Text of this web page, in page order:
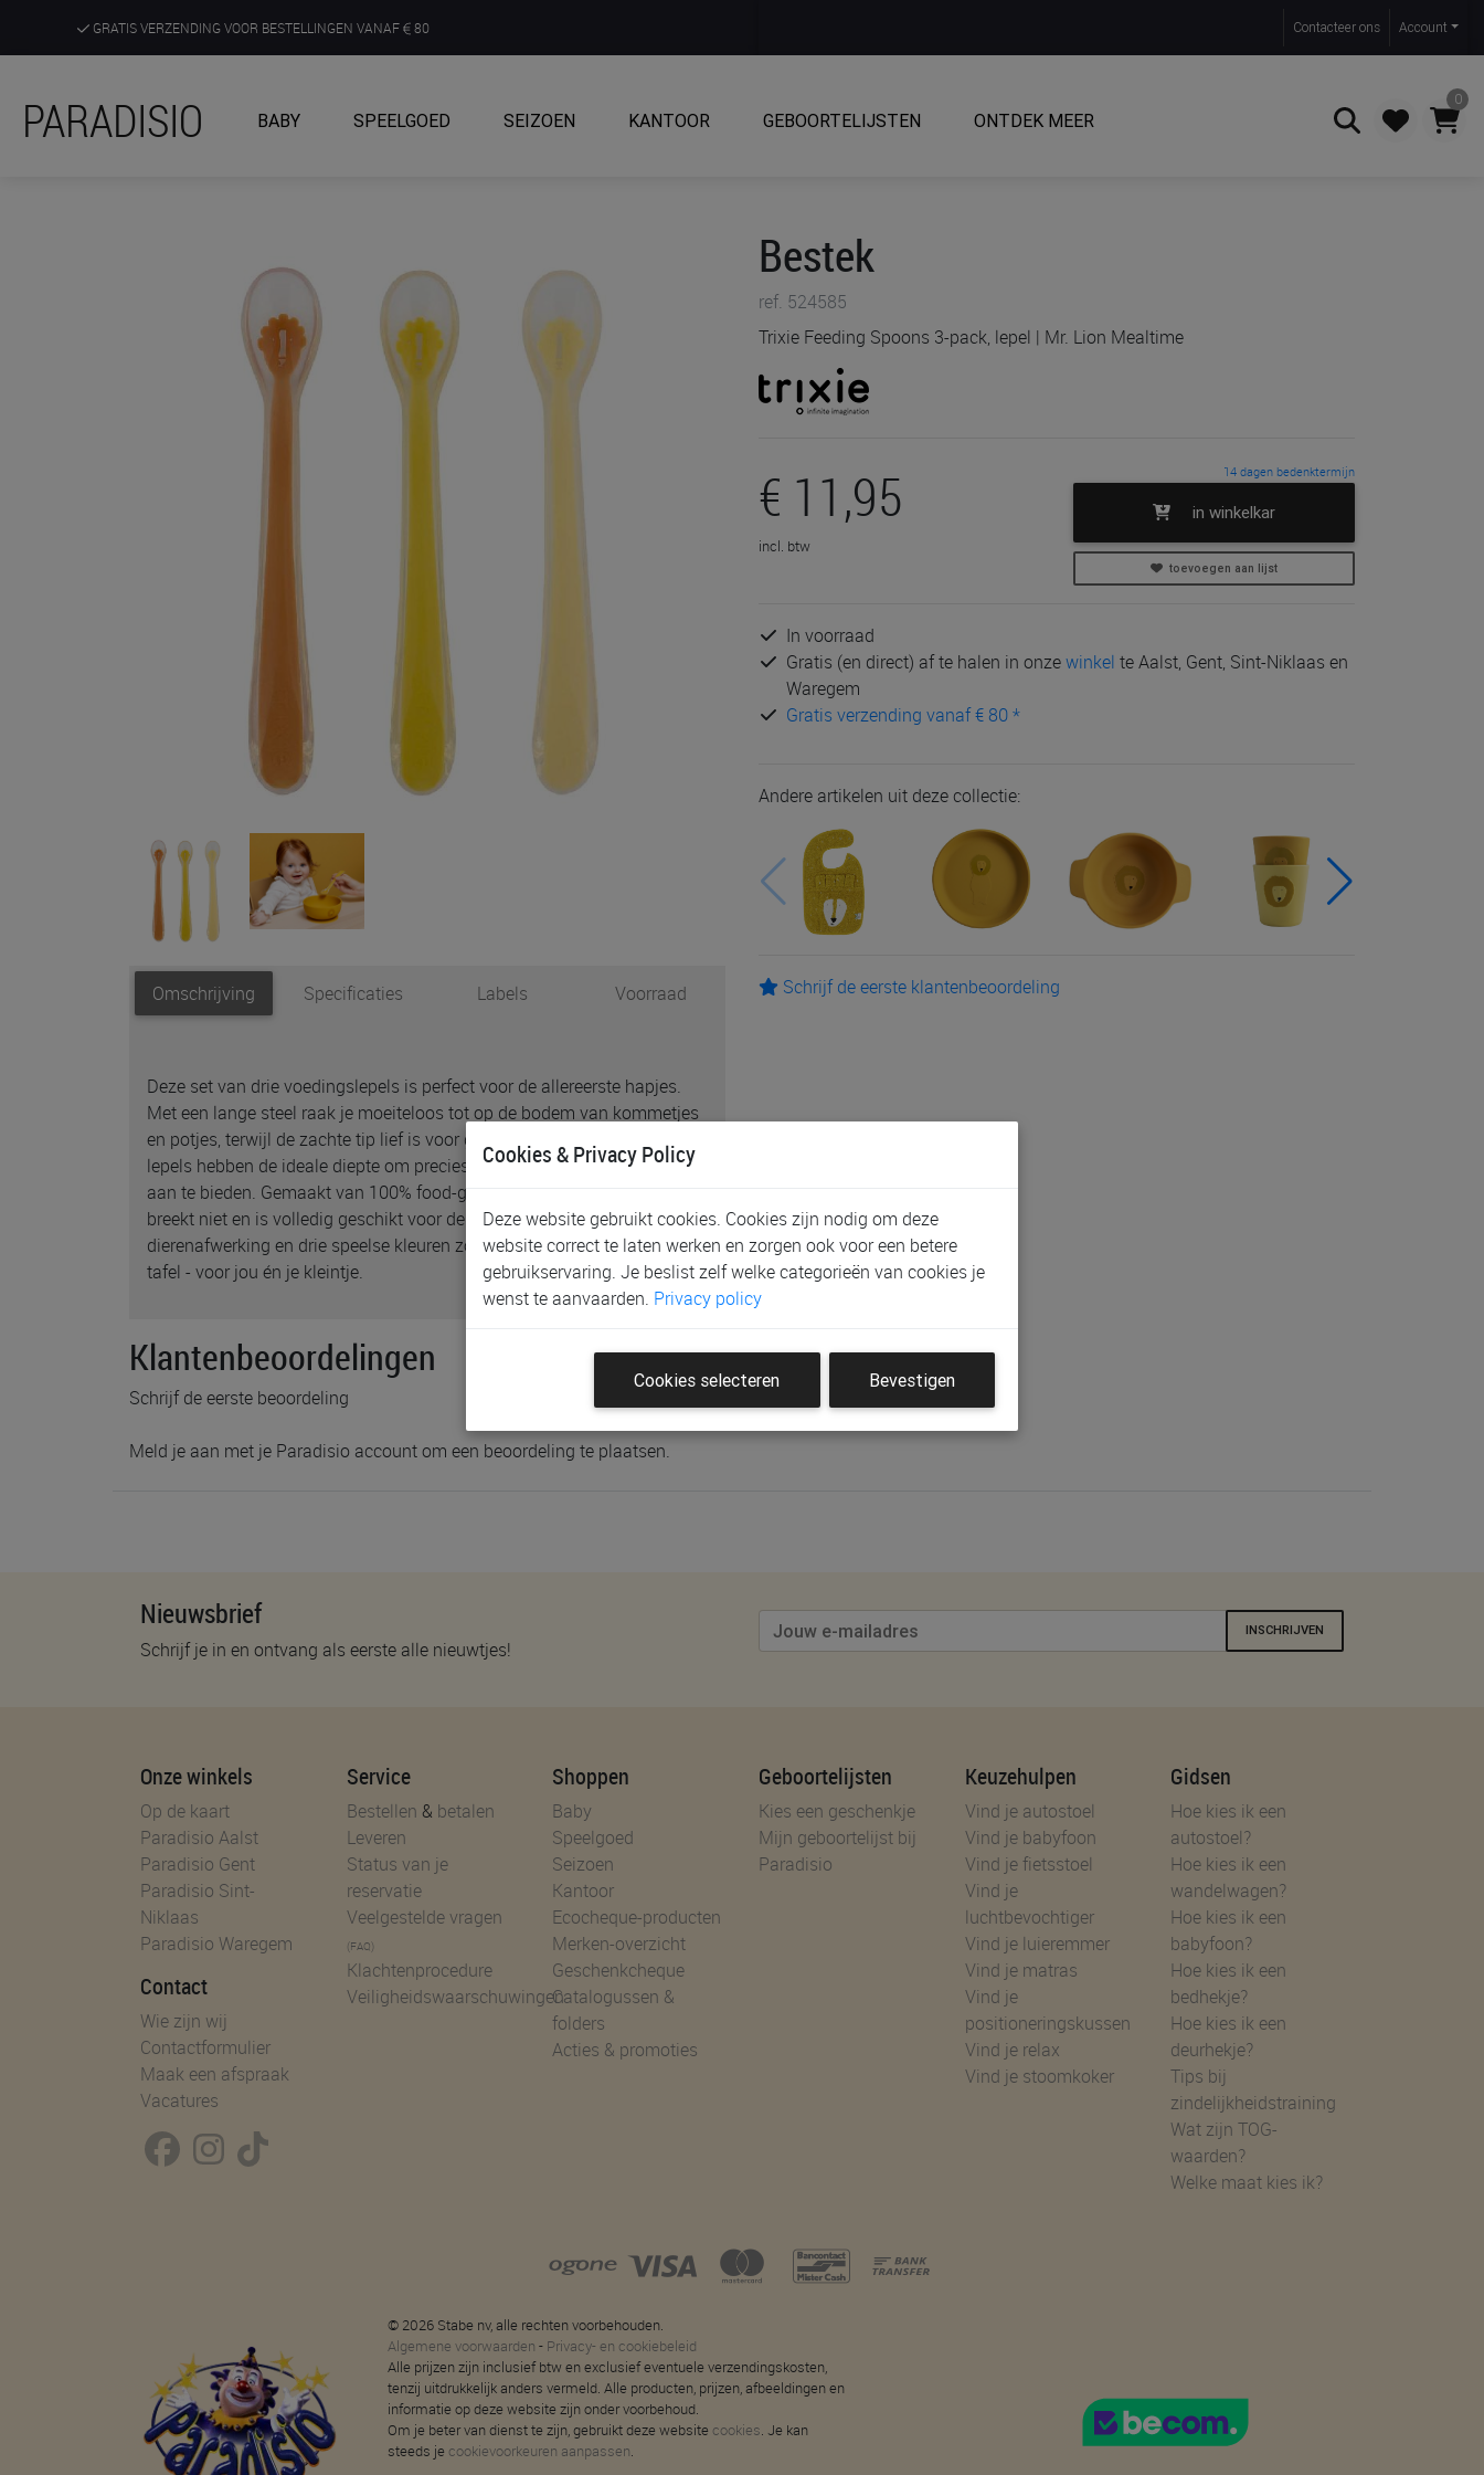
GRATIS VERZENDING VOOR BESTELLINGEN VANAF 80
ONTDEK, BELEEF EN KRIJG ADVIES IN ONZE WINKELS
Contacteer ons Account
PARADISIO BABY SPEELGOED SEIZOEN KANTOOR GEBOORTELIJSTEN ONTDEK MEER
0
Omschrijving Specificaties Labels Voorraad
Deze set van drie voedingslepels is perfect voor de allereerste hapjes.
Met een lange steel raak je moeiteloos tot op de bodem van kommetjes
en potjes, terwijl de zachte tip lief is voor gevoelige baby­mondjes. De
lepels hebben de ideale diepte om precies de juiste hoeveelheid voeding
aan te bieden. Gemaakt van 100% food-grade silicone: zacht, veilig,
breekt niet en is volledig geschikt voor de vaatwasser. De vrolijke
dierenafwerking en drie speelse kleuren zorgen voor extra plezier aan
tafel - voor jou én je kleintje.
Bestek
ref. 524585
Trixie Feeding Spoons 3-pack, lepel | Mr. Lion Mealtime
€ 11,95
incl. btw
14 dagen bedenktermijn
in winkelkar
toevoegen aan lijst
In voorraad
Gratis (en direct) af te halen in onzewinkel te Aalst, Gent, Sint-Niklaas en
Waregem
Gratis verzending vanaf € 80 *
Andere artikelen uit deze collectie:
Schrijf de eerste klantenbeoordeling
Klantenbeoordelingen
Schrijf de eerste beoordeling
Meld je aan met je Paradisio account om een beoordeling te plaatsen.
Nieuwsbrief
Schrijf je in en ontvang als eerste alle nieuwtjes!
INSCHRIJVEN
Onze winkels
Op de kaart
Paradisio Aalst
Paradisio Gent
Paradisio Sint-
Niklaas
Paradisio Waregem
Contact
Wie zijn wij
Contactformulier
Maak een afspraak
Vacatures
Service
Bestellen & betalen
Leveren
Status van je
reservatie
Veelgestelde vragen
(FAQ)
Klachtenprocedure
Veiligheidswaarschuwingen
Shoppen
Baby
Speelgoed
Seizoen
Kantoor
Ecocheque-producten
Merken-overzicht
Geschenkcheque
Catalogussen &
folders
Acties & promoties
Geboortelijsten
Kies een geschenkje
Mijn geboortelijst bij
Paradisio
Keuzehulpen
Vind je autostoel
Vind je babyfoon
Vind je fietsstoel
Vind je
luchtbevochtiger
Vind je luieremmer
Vind je matras
Vind je
positioneringskussen
Vind je relax
Vind je stoomkoker
Gidsen
Hoe kies ik een
autostoel?
Hoe kies ik een
wandelwagen?
Hoe kies ik een
babyfoon?
Hoe kies ik een
bedhekje?
Hoe kies ik een
deurhekje?
Tips bij
zindelijkheidstraining
Wat zijn TOG-
waarden?
Welke maat kies ik?
© 2026 Stabe nv, alle rechten voorbehouden.
Algemene voorwaarden - Privacy- en cookiebeleid
Alle prijzen zijn inclusief btw en exclusief eventuele verzendingskosten,
tenzij uitdrukkelijk anders vermeld. Alle producten, prijzen, afbeeldingen en
informatie op deze website zijn onder voorbehoud.
Om je beter van dienst te zijn, gebruikt deze website cookies. Je kan
steeds je cookievoorkeuren aanpassen.
Cookies & Privacy Policy
Deze website gebruikt cookies. Cookies zijn nodig om deze
website correct te laten werken en zorgen ook voor een betere
gebruikservaring. Je beslist zelf welke categorieën van cookies je
wenst te aanvaarden. Privacy policy
Cookies selecteren Bevestigen